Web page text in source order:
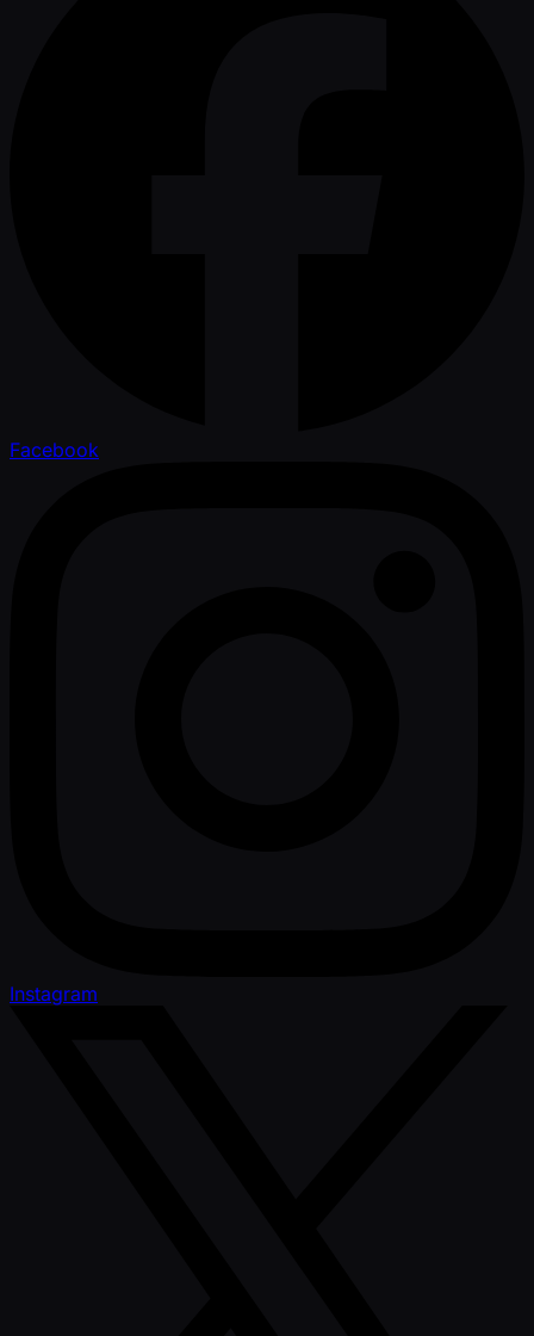
Facebook
Instagram